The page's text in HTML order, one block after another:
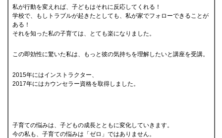
私が行動を変えれば、子どもはそれに反応してくれる！
学校で、もしトラブルが起きたとしても、私が家でフォローできることが
ある！
それを知った私の子育ては、とても楽になりました。
この即効性に驚いた私は、もっと彼の気持ちを理解したいと講座を受講。
2015年にはインストラクター、
2017年にはカウンセラー資格を取得しました。
子育ての悩みは、子どもの成長とともに変化していきます。
今の私も、子育ての悩みは「ゼロ」ではありません。